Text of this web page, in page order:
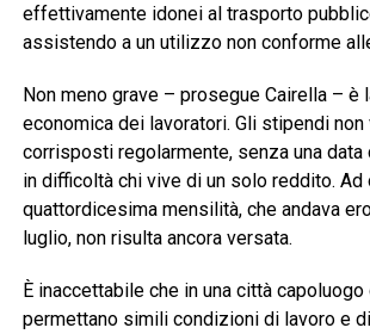
effettivamente idonei al trasporto
assistendo a un utilizzo non conforme
Non meno grave – prosegue Cairella – è
economica dei lavoratori. Gli stipendi non
corrisposti regolarmente, senza una data
in difficoltà chi vive di un solo reddito. Ad
quattordicesima mensilità, che andava
luglio, non risulta ancora versata.
È inaccettabile che in una città
permettano simili condizioni di lavoro e